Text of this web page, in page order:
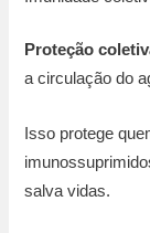
Proteção
a circulação do
Isso protege
salva vidas.